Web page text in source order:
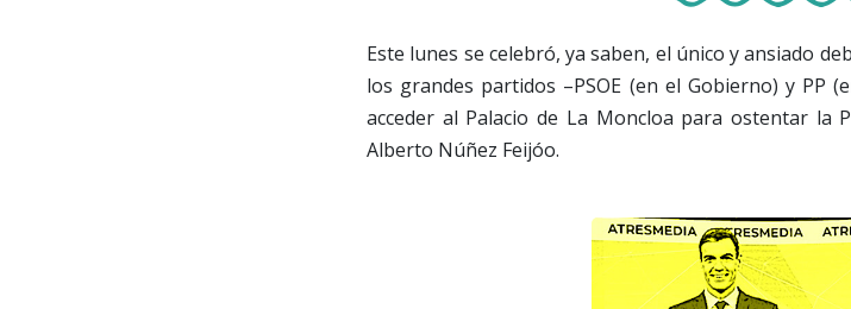
Este lunes se celebró, ya saben, el único y ansiado
los grandes partidos –PSOE (en el Gobierno) y PP
acceder al Palacio de La Moncloa para ostentar la
Alberto Núñez Feijóo.